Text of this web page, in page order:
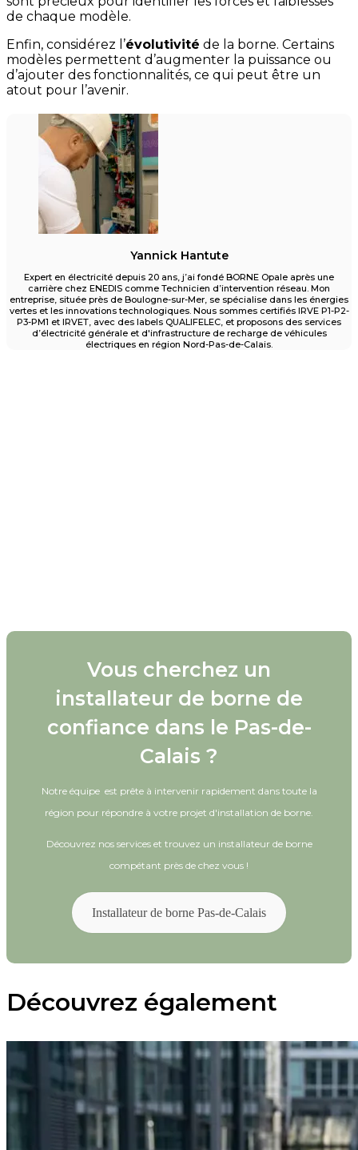
de chaque modèle.
Enfin, considérez l’évolutivité de la borne. Certains
modèles permettent d’augmenter la puissance ou
d’ajouter des fonctionnalités, ce qui peut être un
atout pour l’avenir.
Yannick Hantute
Expert en électricité depuis 20 ans, j’ai fondé BORNE Opale après une
carrière chez ENEDIS comme Technicien d’intervention réseau. Mon
entreprise, située près de Boulogne-sur-Mer, se spécialise dans les énergies
vertes et les innovations technologiques. Nous sommes certifiés IRVE P1-P2-
P3-PM1 et IRVET, avec des labels QUALIFELEC, et proposons des services
d’électricité générale et d'infrastructure de recharge de véhicules
électriques en région Nord-Pas-de-Calais.
Vous cherchez un
installateur de borne de
confiance dans le Pas-de-
Calais ?
Notre équipe est prête à intervenir rapidement dans toute la
région pour répondre à votre projet d'installation de borne.
Découvrez nos services et trouvez un installateur de borne
compétant près de chez vous !
Installateur de borne Pas-de-Calais
Découvrez également